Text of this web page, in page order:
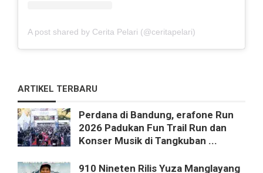
A post shared by Cerita Pelari (@ceritapelari)
ARTIKEL TERBARU
Perdana di Bandung, erafone Run
2026 Padukan Fun Trail Run dan
Konser Musik di Tangkuban ...
910 Nineten Rilis Yuza Manglayang